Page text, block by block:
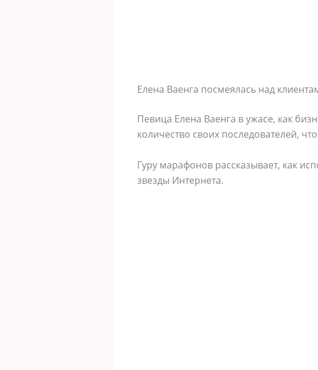
Елена Ваенга посмеялась над
Певица Елена Ваенга в ужасе, как
количество своих последователей,
Гуру марафонов рассказывает, как
звезды Интернета.